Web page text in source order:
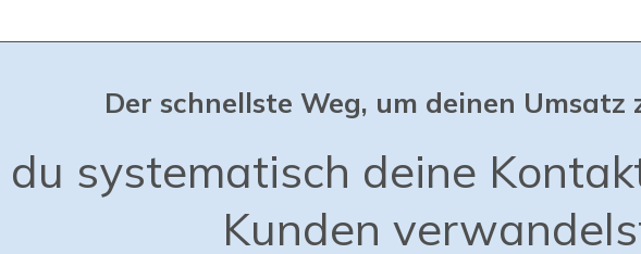
Der schnellste Weg, um deinen Umsatz
systematisch deine
Kunden